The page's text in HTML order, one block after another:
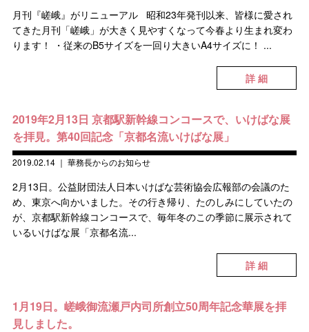
月刊『嵯峨』がリニューアル 昭和23年発刊以来、皆様に愛され
てきた月刊「嵯峨」が大きく見やすくなって今春より生まれ変わ
ります！ ・従来のB5サイズを一回り大きいA4サイズに！ ...
詳 細
2019年2月13日 京都駅新幹線コンコースで、いけばな展
を拝見。第40回記念「京都名流いけばな展」
2019.02.14｜ 華務長からのお知らせ
2月13日。公益財団法人日本いけばな芸術協会広報部の会議のた
め、東京へ向かいました。その行き帰り、たのしみにしていたの
が、京都駅新幹線コンコースで、毎年冬のこの季節に展示されて
いるいけばな展「京都名流...
詳 細
1月19日。嵯峨御流瀬戸内司所創立50周年記念華展を拝
見しました。